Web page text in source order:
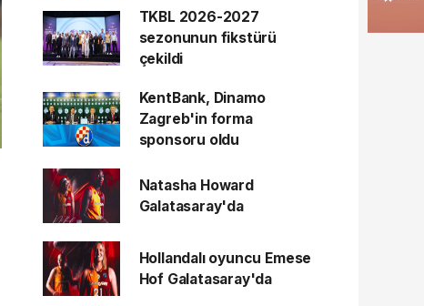
TKBL 2026-2027
sezonunun fikstürü
çekildi
KentBank, Dinamo
Zagreb'in forma
sponsoru oldu
Natasha Howard
Galatasaray'da
Hollandalı oyuncu Emese
Hof Galatasaray'da